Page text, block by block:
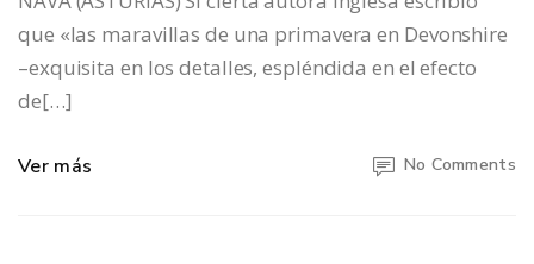
que «las maravillas de una primavera en Devonshire
–exquisita en los detalles, espléndida en el efecto
de[…]
Ver más No Comments